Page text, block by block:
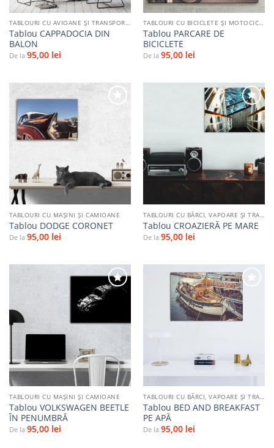
TABLOURI CU AVIOANE ȘI TRANSPORT AERIAN
Tablou CAPPADOCIA DIN
BALON
De la 95,00 lei
TABLOURI CU BICICLETE ŞI MOTOCICLETE
Tablou PARCARE DE
BICICLETE
De la 95,00 lei
TABLOURI CU MAŞINI ŞI CAMIOANE
Tablou DODGE CORONET
De la 95,00 lei
Adaugă
TABLOURI CU BĂRCI, VAPOARE ȘI TRANSPORT PE APĂ
Tablou CROAZIERĂ PE MARE
De la 95,00 lei
la
favorite
TABLOURI CU MAŞINI ŞI CAMIOANE
Tablou VOLKSWAGEN BEETLE
ÎN PENUMBRĂ
De la 95,00 lei
Adaugă
TABLOURI CU BĂRCI, VAPOARE ȘI TRANSPORT PE APĂ
Tablou BED AND BREAKFAST
PE APĂ
De la 95,00 lei